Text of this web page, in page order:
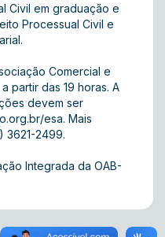
Civil em graduação e
Processual Civil e
Comercial e
partir das 19 horas. A
devem ser
esa. Mais
3621-2499.
Integrada da OAB-